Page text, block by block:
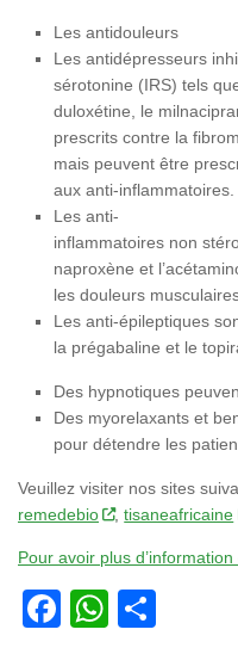
Les antidouleurs
Les antidépresseurs
sérotonine (IRS) tels
duloxétine, le
prescrits contre la
mais peuvent être
aux anti-inflammatoires.
Les anti-
inflammatoires non
naproxène et
les douleurs
Les anti-épileptiques
la prégabaline et le
Des hypnotiques
Des myorelaxants et
pour détendre les
Veuillez visiter nos sites
remedebio
,tisaneafricaine
Pour avoir plus
Facebook